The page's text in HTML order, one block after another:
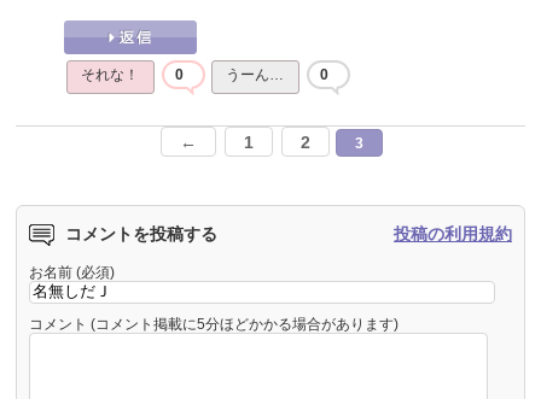
それな！ 0 うーん… 0
← 1 2 3
コメントを投稿する 投稿の利用規約
お名前 (必須)
コメント (コメント掲載に5分ほどかかる場合があります)